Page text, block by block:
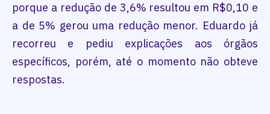
porque a redução de 3,6% resultou em R$0,10 e
a de 5% gerou uma redução menor. Eduardo já
recorreu e pediu explicações aos órgãos
específicos, porém, até o momento não obteve
respostas.